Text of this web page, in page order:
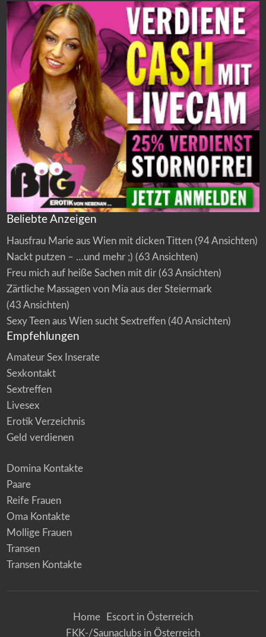
Beliebte Anzeigen
Hausfrau Marie aus Wien mit dicken Titten(94 Ansichten)
Nackt putzen – …und mehr ;) (63 Ansichten)
Freu mich auf heiße Sachen mit dir(63 Ansichten)
Zärtliche Massagen von Mia aus der Steiermark
(43 Ansichten)
Sexy Teen aus Wien sucht Sextreffen(40 Ansichten)
Empfehlungen
Amateur Sex Inserate
Sexkontakt
Sextreffen
Livesex
Erotik Verzeichnis
Geld verdienen
Domina Kontakte
Paare
Reife Frauen
Oma Kontakte
Mollige Frauen
Transen
Transen Kontakte
Home
Escort in Österreich
FKK-/Saunaclubs in Österreich